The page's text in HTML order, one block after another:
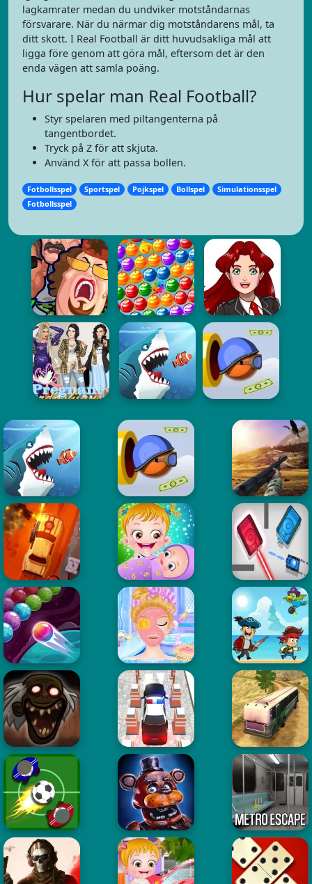
lagkamrater medan du undviker motståndarnas
försvarare. När du närmar dig motståndarens mål, ta
ditt skott. I Real Football är ditt huvudsakliga mål att
ligga före genom att göra mål, eftersom det är den
enda vägen att samla poäng.
Hur spelar man Real Football?
Styr spelaren med piltangenterna på
tangentbordet.
Tryck på Z för att skjuta.
Använd X för att passa bollen.
Fotbollsspel Sportspel Pojkspel Bollspel
Simulationsspel
Fotbollsspel